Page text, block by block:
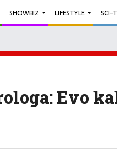
SHOWBIZ LIFESTYLE SCI-
Evo